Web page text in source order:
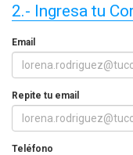
2.- Ingresa tu
Email
Repite tu email
Teléfono